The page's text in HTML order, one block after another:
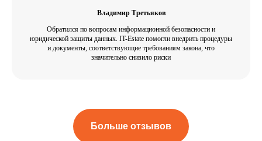
Владимир Третьяков
Обратился по вопросам информационной безопасности и
юридической защиты данных. IT-Estate помогли внедрить процедуры
и документы, соответствующие требованиям закона, что
значительно снизило риски
Больше отзывов